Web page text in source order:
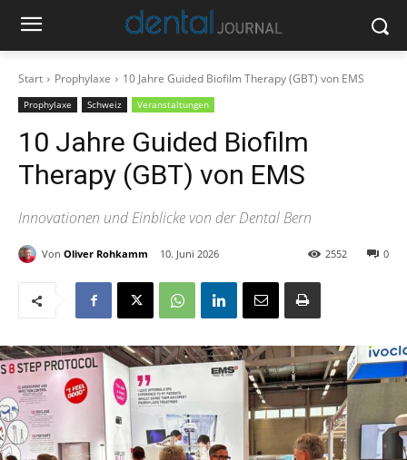
Start Prophylaxe 10 Jahre Guided Biofilm Therapy (GBT) von EMS
Prophylaxe Schweiz Veranstaltungen
10 Jahre Guided Biofilm
Therapy (GBT) von EMS
Innovationen und Einblicke von der Dental Bern
Von Oliver Rohkamm 10. Juni 2026 0
2552